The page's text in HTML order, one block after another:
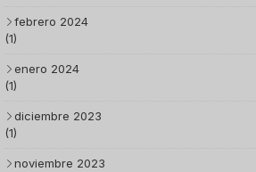
febrero 2024
(1)
enero 2024
(1)
diciembre 2023
(1)
noviembre 2023